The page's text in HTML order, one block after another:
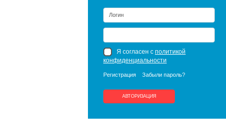
Я согласен с политикой
конфиденциальности
Регистрация Забыли пароль?
АВТОРИЗАЦИЯ